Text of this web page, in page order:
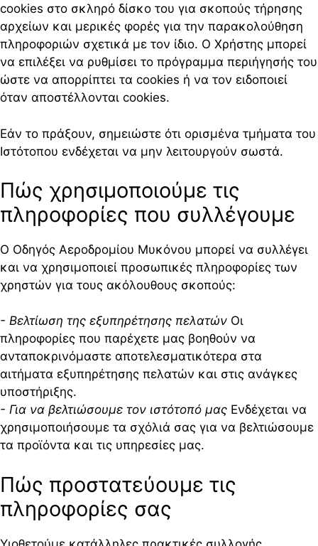
cookies στο σκληρό δίσκο του για σκοπούς τήρησης
αρχείων και μερικές φορές για την παρακολούθηση
πληροφοριών σχετικά με τον ίδιο. Ο Χρήστης μπορεί
να επιλέξει να ρυθμίσει το πρόγραμμα περιήγησής του
ώστε να απορρίπτει τα cookies ή να τον ειδοποιεί
όταν αποστέλλονται cookies.
Εάν το πράξουν, σημειώστε ότι ορισμένα τμήματα του
Ιστότοπου ενδέχεται να μην λειτουργούν σωστά.
Πώς χρησιμοποιούμε τις
πληροφορίες που συλλέγουμε
Ο Οδηγός Αεροδρομίου Μυκόνου μπορεί να συλλέγει
και να χρησιμοποιεί προσωπικές πληροφορίες των
χρηστών για τους ακόλουθους σκοπούς:
- Βελτίωση της εξυπηρέτησης πελατών Οι
πληροφορίες που παρέχετε μας βοηθούν να
ανταποκρινόμαστε αποτελεσματικότερα στα
αιτήματα εξυπηρέτησης πελατών και στις ανάγκες
υποστήριξης.
- Για να βελτιώσουμε τον ιστότοπό μας Ενδέχεται να
χρησιμοποιήσουμε τα σχόλιά σας για να βελτιώσουμε
τα προϊόντα και τις υπηρεσίες μας.
Πώς προστατεύουμε τις
πληροφορίες σας